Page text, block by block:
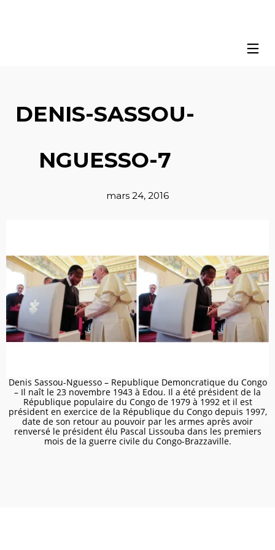
DENIS-SASSOU-
NGUESSO-7
mars 24, 2016
Denis Sassou-Nguesso – Republique Demoncratique du Congo
– Il naît le 23 novembre 1943 à Edou. Il a été président de la
République populaire du Congo de 1979 à 1992 et il est
président en exercice de la République du Congo depuis 1997,
date de son retour au pouvoir par les armes après avoir
renversé le président élu Pascal Lissouba dans les premiers
mois de la guerre civile du Congo-Brazzaville.